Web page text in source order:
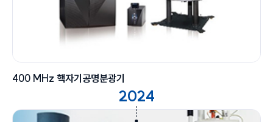
400 MHz 핵자기공명분광기
2024